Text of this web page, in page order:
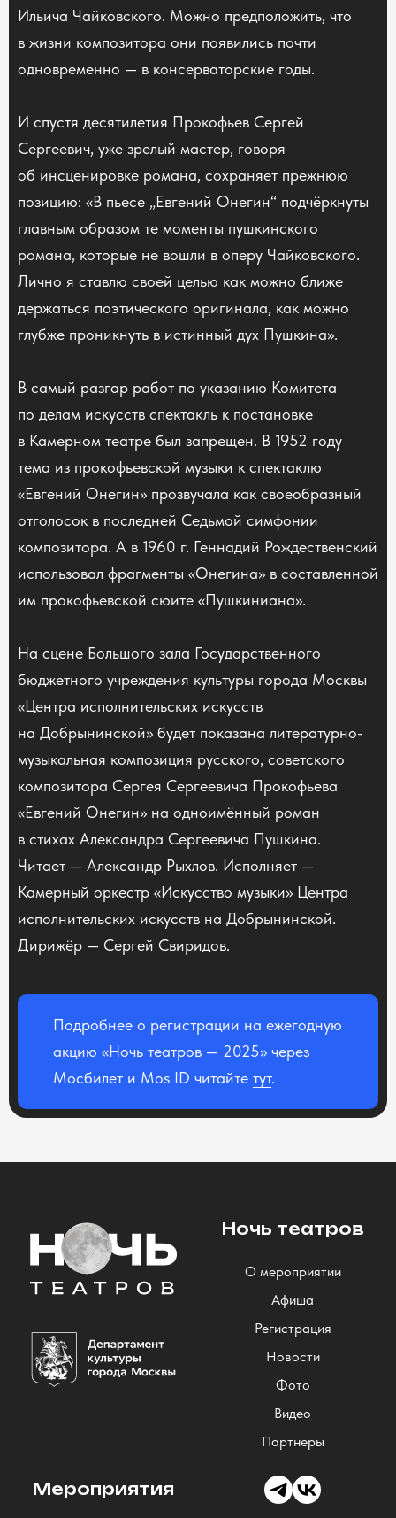
Ильича Чайковского. Можно предположить, что
в жизни композитора они появились почти
одновременно — в консерваторские годы.
И спустя десятилетия Прокофьев Сергей
Сергеевич, уже зрелый мастер, говоря
об инсценировке романа, сохраняет прежнюю
позицию: «В пьесе „Евгений Онегин“ подчёркнуты
главным образом те моменты пушкинского
романа, которые не вошли в оперу Чайковского.
Лично я ставлю своей целью как можно ближе
держаться поэтического оригинала, как можно
глубже проникнуть в истинный дух Пушкина».
В самый разгар работ по указанию Комитета
по делам искусств спектакль к постановке
в Камерном театре был запрещен. В 1952 году
тема из прокофьевской музыки к спектаклю
«Евгений Онегин» прозвучала как своеобразный
отголосок в последней Седьмой симфонии
композитора. А в 1960 г. Геннадий Рождественский
использовал фрагменты «Онегина» в составленной
им прокофьевской сюите «Пушкиниана».
На сцене Большого зала Государственного
бюджетного учреждения культуры города Москвы
«Центра исполнительских искусств
на Добрынинской» будет показана литературно-
музыкальная композиция русского, советского
композитора Сергея Сергеевича Прокофьева
«Евгений Онегин» на одноимённый роман
в стихах Александра Сергеевича Пушкина.
Читает — Александр Рыхлов. Исполняет —
Камерный оркестр «Искусство музыки» Центра
исполнительских искусств на Добрынинской.
Дирижёр — Сергей Свиридов.
Подробнее о регистрации на ежегодную
акцию «Ночь театров — 2025» через
Мосбилет и Mos ID читайте тут.
Ночь театров
О мероприятии
Афиша
Регистрация
Новости
Фото
Видео
Партнеры
Мероприятия